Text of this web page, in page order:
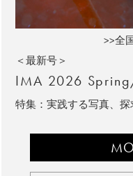
>>全
＜最新号＞
IMA 2026
特集：実践する写真、